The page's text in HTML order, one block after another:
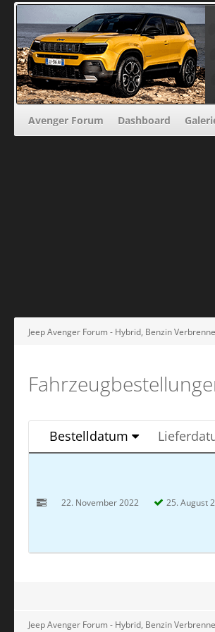
Avenger Forum Dashboard
Jeep Avenger Forum - Hybrid, Benzin
Bestelldatum
22. November 2022 25. August
Jeep Avenger Forum - Hybrid, Benzin